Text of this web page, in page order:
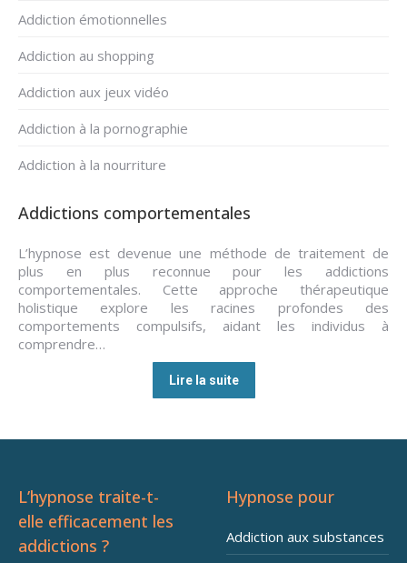
Addiction émotionnelles
Addiction au shopping
Addiction aux jeux vidéo
Addiction à la pornographie
Addiction à la nourriture
Addictions comportementales
L’hypnose est devenue une méthode de traitement de
plus en plus reconnue pour les addictions
comportementales. Cette approche thérapeutique
holistique explore les racines profondes des
comportements compulsifs, aidant les individus à
comprendre…
Lire la suite
L’hypnose traite-t-
elle efficacement les
addictions ?
Hypnose pour
Addiction aux substances